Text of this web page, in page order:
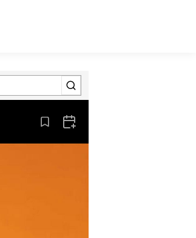
Aus den Lesezeichen entfernen
Zum Kalender hinzufügen